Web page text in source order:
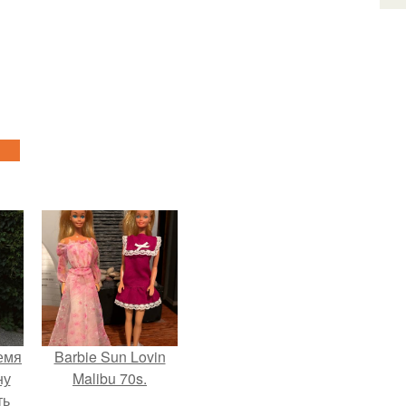
Barbie Sun Lovin
Malibu 70s.